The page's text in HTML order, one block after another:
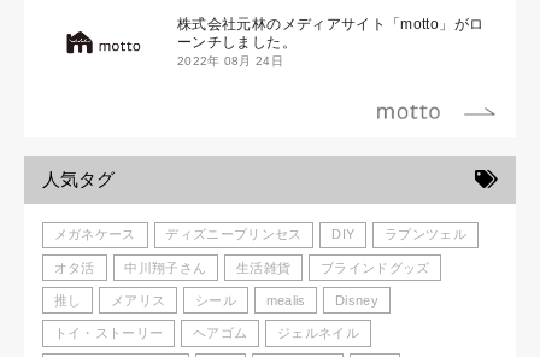
株式会社元林のメディアサイト「motto」がロ
ーンチしました。
2022年 08月 24日
人気タグ
メガネケース ディズニープリンセス DIY ラプンツェル
オタ活 中川翔子さん 生活雑貨 ブラインドグッズ
推し メアリス シール mealis Disney
トイ・ストーリー ヘアゴム ジェルネイル